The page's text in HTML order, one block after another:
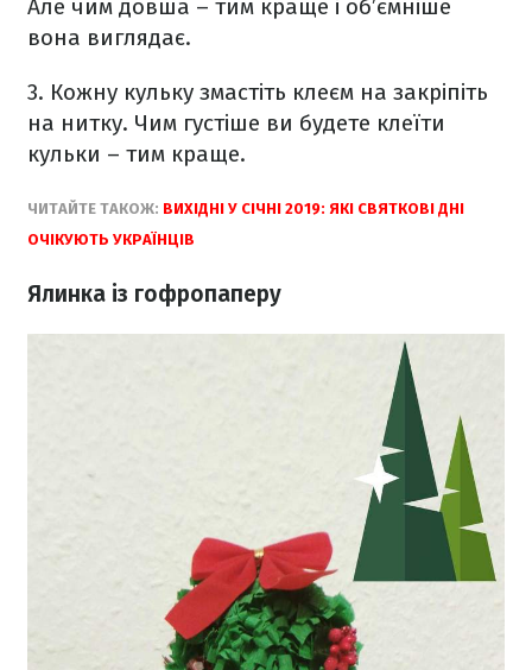
Але чим довша – тим краще і об’ємніше
вона виглядає.
3. Кожну кульку змастіть клеєм на закріпіть
на нитку. Чим густіше ви будете клеїти
кульки – тим краще.
ЧИТАЙТЕ ТАКОЖ: ВИХІДНІ У СІЧНІ 2019: ЯКІ СВЯТКОВІ ДНІ
ОЧІКУЮТЬ УКРАЇНЦІВ
Ялинка із гофропаперу